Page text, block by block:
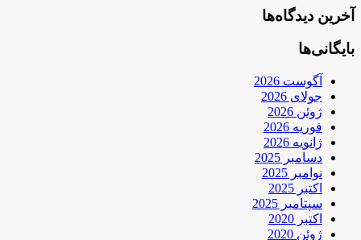
آخرین دیدگاه‌ها
بایگانی‌ها
آگوست 2026
جولای 2026
ژوئن 2026
فوریه 2026
ژانویه 2026
دسامبر 2025
نوامبر 2025
اکتبر 2025
سپتامبر 2025
اکتبر 2020
ژوئن 2020